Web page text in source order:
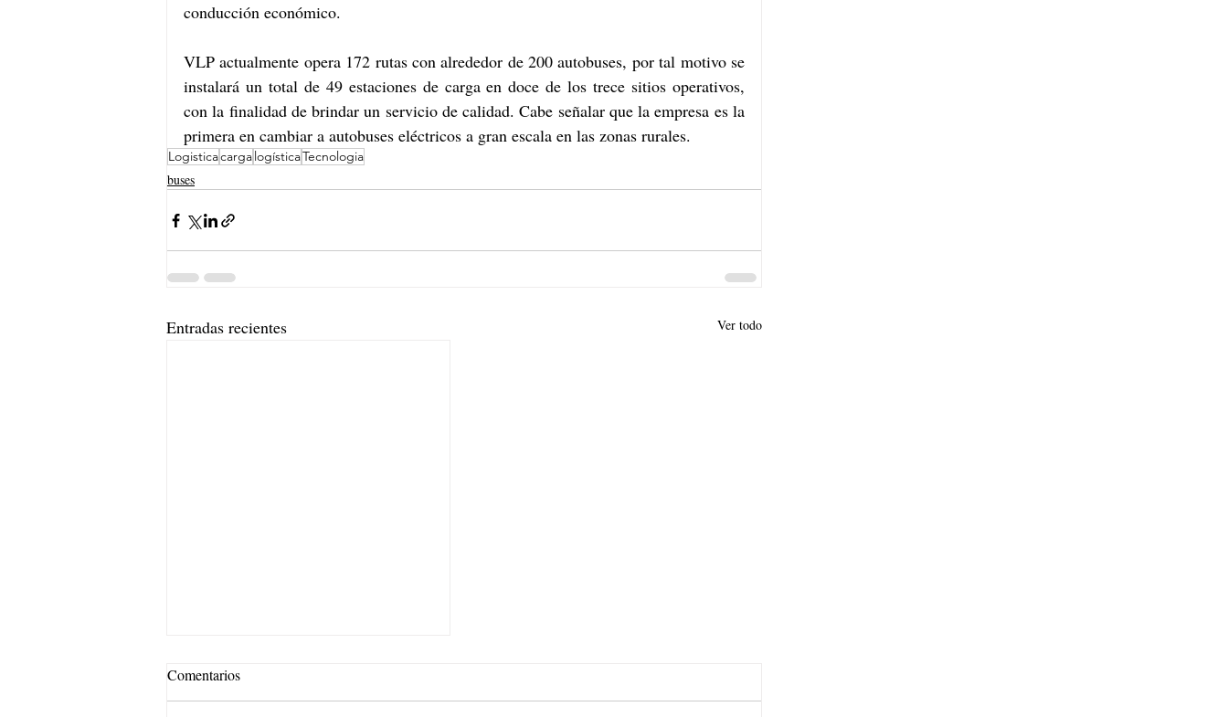
conducción económico.
VLP actualmente opera 172 rutas con alrededor de 200 autobuses, por tal motivo se
instalará un total de 49 estaciones de carga en doce de los trece sitios operativos,
con la finalidad de brindar un servicio de calidad. Cabe señalar que la empresa es la
primera en cambiar a autobuses eléctricos a gran escala en las zonas rurales.
Logisticacarga logísticaTecnologia
buses
Entradas recientes Ver todo
Comentarios